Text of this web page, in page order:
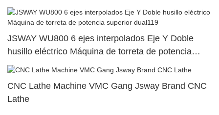
JSWAY WU800 6 ejes interpolados Eje Y Doble
husillo eléctrico Máquina de torreta de potencia
superior dual119
CNC Lathe Machine VMC Gang Jsway Brand CNC
Lathe